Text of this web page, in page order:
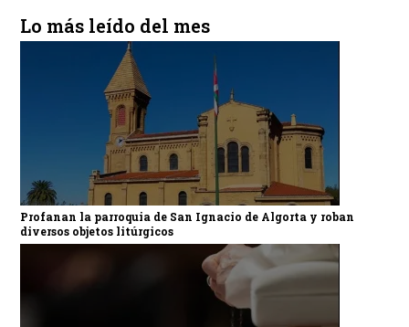
Lo más leído del mes
Profanan la parroquia de San Ignacio de Algorta y roban
diversos objetos litúrgicos